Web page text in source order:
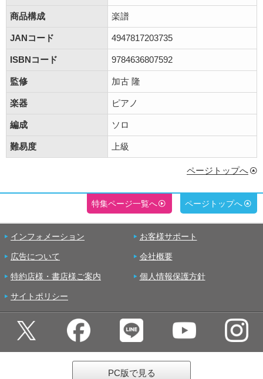
商品構成 楽譜
JANコード 4947817203735
ISBNコード 9784636807592
監修 加古 隆
楽器 ピアノ
編成 ソロ
難易度 上級
ページトップへ
特集ページ一覧へ ページトップへ
インフォメーション お客様サポート
広告について 会社概要
特約店様・書店様ご案内 個人情報保護方針
サイトポリシー
PC版で見る